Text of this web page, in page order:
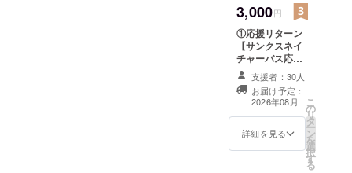
バスルー
ト）通算乗
車数220万人
以上。
クトオーナーと
して、当会NPO
法人サンクスネ
イチャーバスを
走らす会（会長
栗山雅則）は、
リターンとして
の商品提供を行
いますが、商品
な法的責任は、
当会が担うこと
3,000円
①応援リターン
【サンクスネイ
チャーバス応援
コース】 ❶応援
サポーター証
（PDF） ❷お礼
メール ご支援い
ただいた皆さま
へお礼のメール
支援者：30人
お届け予定：
2026年08月
詳細を見る
こ
の
リ
タ
ー
ン
を
選
択
す
る